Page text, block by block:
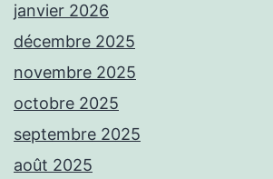
janvier 2026
décembre 2025
novembre 2025
octobre 2025
septembre 2025
août 2025